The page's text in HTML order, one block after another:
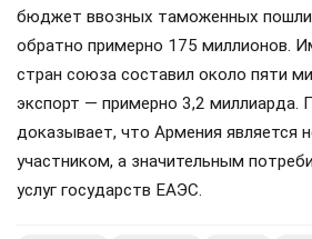
бюджет ввозных таможенных
обратно примерно 175 миллионов.
стран союза составил около пяти
экспорт — примерно 3,2 миллиарда.
доказывает, что Армения является
участником, а значительным
услуг государств ЕАЭС.